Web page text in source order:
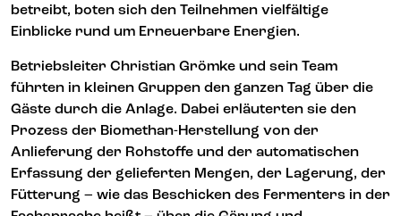
betreibt, boten sich den Teilnehmen vielfältige
Einblicke rund um Erneuerbare Energien.
Betriebsleiter Christian Grömke und sein Team
führten in kleinen Gruppen den ganzen Tag über die
Gäste durch die Anlage. Dabei erläuterten sie den
Prozess der Biomethan-Herstellung von der
Anlieferung der Rohstoffe und der automatischen
Erfassung der gelieferten Mengen, der Lagerung, der
Fütterung – wie das Beschicken des Fermenters in der